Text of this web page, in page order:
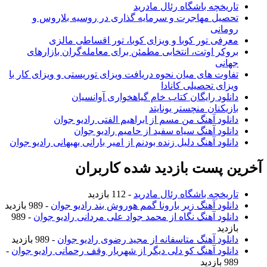
تاریخچه باشگاه رئال مادرید
تحصیل مهاجرت و سرمایه گذاری در روسیه بلاروس و
رومانی
معرفی تور کوبا و ویزای کوبا، تور اقساطی مالزی
بروکر اوتت، انتخابی مطمئن برای معامله‌گران بازارهای
جهانی
تفاوت های میان نحوه دریافت ویزای توریستی و ویزای کار با
ویزای تحصیلی کانادا
دانلود رایگان کتاب خام گیاهخواری آوانسیان
بازیکنان منچستر یونایتد
دانلود آهنگ من مسم از ابراهیم الفتی رادیو جوان
دانلود آهنگ سیاه سفید از حامیم رادیو جوان
دانلود آهنگ دلیل زنده بودنم از امیر بارانی بهبهانی رادیو جوان
آخرین پست بازدید شده کاربران
تاریخچه باشگاه رئال مادرید - 112 بازدید
دانلود آهنگ زیر بارونا گمم هوروش بند رادیو جوان - 989 بازدید
دانلود آهنگ نگاه از محمد جواد علی مردانی رادیو جوان
- 989
بازدید
دانلود آهنگ متاسفانه از مجید رضوی رادیو جوان - 989 بازدید
دانلود آهنگ کو دلی دیگر از شهریار وقف رحمانی رادیو جوان -
989 بازدید